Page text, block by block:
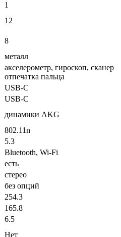
1
12
8
металл
акселерометр, гироскоп, cканер
отпечатка пальца
USB-C
USB-C
динамики AKG
802.11n
5.3
Bluetooth, Wi-Fi
есть
стерео
без опций
254.3
165.8
6.5
Нет